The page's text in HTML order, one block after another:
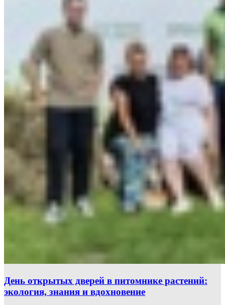
День открытых дверей в питомнике растений:
экология, знания и вдохновение